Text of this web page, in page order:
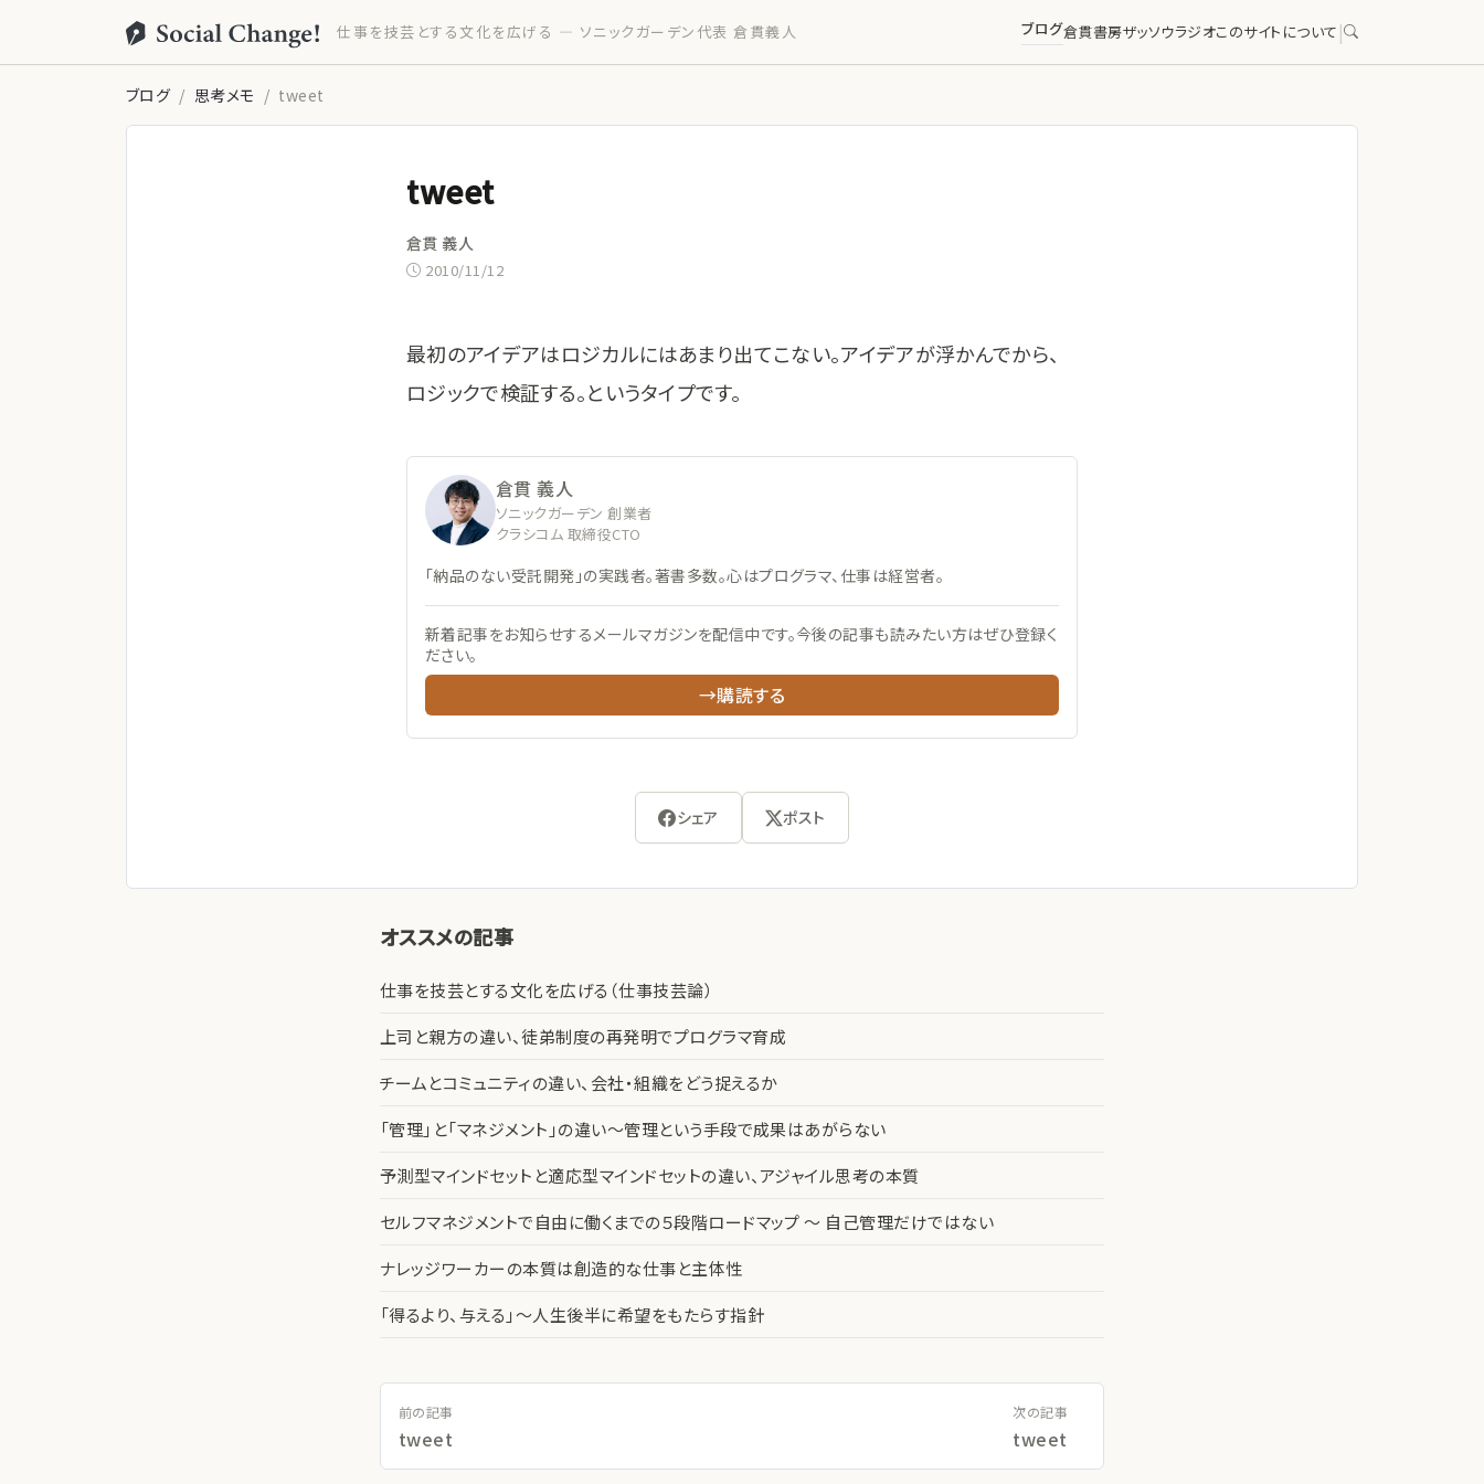
仕事を技芸とする文化を広げる — ソニックガーデン代表 倉貫義人 ブログ倉貫書房ザッソウラジオこのサイトについて |
ブログ 思考メモ tweet
tweet
倉貫 義人
2010/11/12
最初のアイデアはロジカルにはあまり出てこない。アイデアが浮かんでから、
ロジックで検証する。というタイプです。
倉貫 義人
ソニックガーデン 創業者
クラシコム 取締役CTO
「納品のない受託開発」の実践者。著書多数。心はプログラマ、仕事は経営者。
新着記事をお知らせするメールマガジンを配信中です。今後の記事も読みたい方はぜひ登録く
ださい。
→購読する
シェア ポスト
オススメの記事
仕事を技芸とする文化を広げる（仕事技芸論）
上司と親方の違い、徒弟制度の再発明でプログラマ育成
チームとコミュニティの違い、会社・組織をどう捉えるか
「管理」と「マネジメント」の違い〜管理という手段で成果はあがらない
予測型マインドセットと適応型マインドセットの違い、アジャイル思考の本質
セルフマネジメントで自由に働くまでの５段階ロードマップ 〜 自己管理だけではない
ナレッジワーカーの本質は創造的な仕事と主体性
「得るより、与える」〜人生後半に希望をもたらす指針
前の記事
tweet
次の記事
tweet